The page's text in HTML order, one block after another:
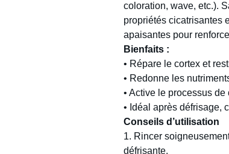
coloration, wave, etc.).
propriétés cicatrisantes
apaisantes pour
Bienfaits :
• Répare le cortex et
• Redonne les
• Active le processus
• Idéal après défrisage,
Conseils d’utilisation
1. Rincer
défrisante.